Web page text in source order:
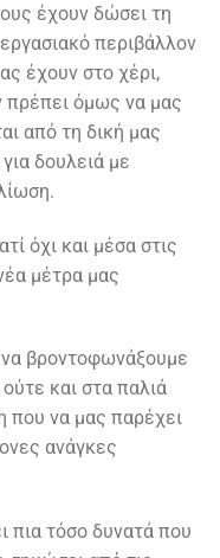
έχουν δώσει τη
περιβάλλον
έχουν στο χέρι,
πρέπει όμως να μας
από τη δική μας
δουλειά με
όχι και μέσα στις
μέτρα μας
να βροντοφωνάξουμε
και στα παλιά
που να μας παρέχει
ανάγκες
πια τόσο δυνατά που